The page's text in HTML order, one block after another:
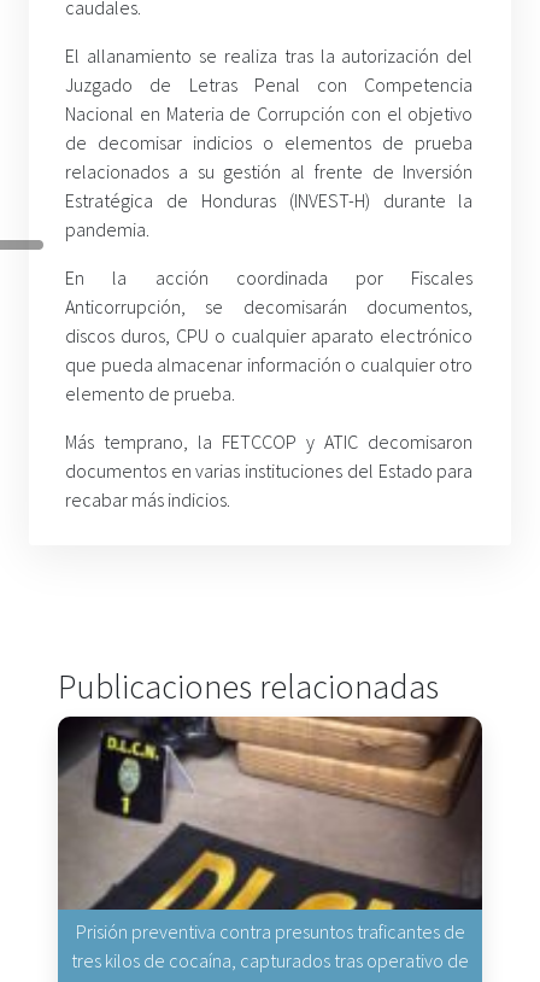
caudales.
El allanamiento se realiza tras la autorización del
Juzgado de Letras Penal con Competencia
Nacional en Materia de Corrupción con el objetivo
de decomisar indicios o elementos de prueba
relacionados a su gestión al frente de Inversión
Estratégica de Honduras (INVEST-H) durante la
pandemia.
En la acción coordinada por Fiscales
Anticorrupción, se decomisarán documentos,
discos duros, CPU o cualquier aparato electrónico
que pueda almacenar información o cualquier otro
elemento de prueba.
Más temprano, la FETCCOP y ATIC decomisaron
documentos en varias instituciones del Estado para
recabar más indicios.
Publicaciones relacionadas
Prisión preventiva contra presuntos traficantes de
tres kilos de cocaína, capturados tras operativo de